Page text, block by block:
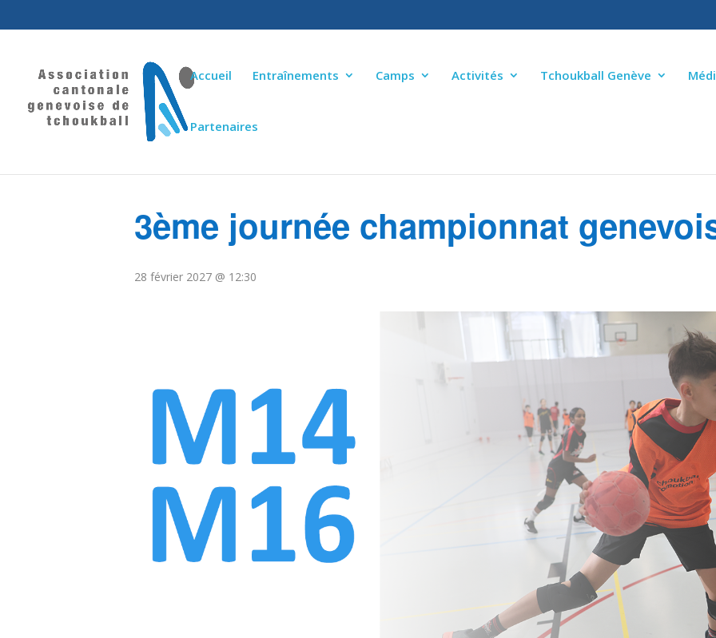
Accueil Entraînements Camps Activités Tchoukball Genève
Partenaires
3ème journée championnat
28 février 2027 @ 12:30